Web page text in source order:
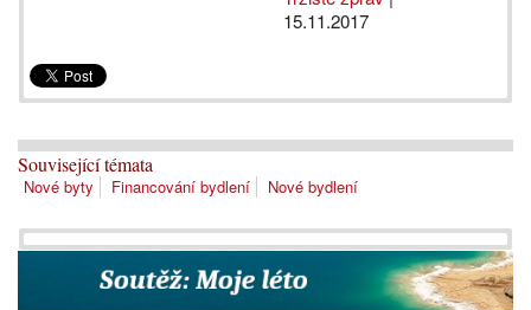
15.11.2017
Související témata
Nové byty Financování bydlení Nové bydlení